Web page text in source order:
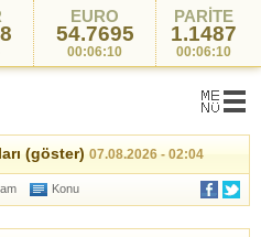
EURO
54.7695
00:06:10
PARİTE
1.1487
00:06:10
(göster) 07.08.2026 - 02:04
Konu